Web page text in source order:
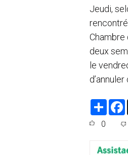
Jeudi,
deux
le
S
F
e
0